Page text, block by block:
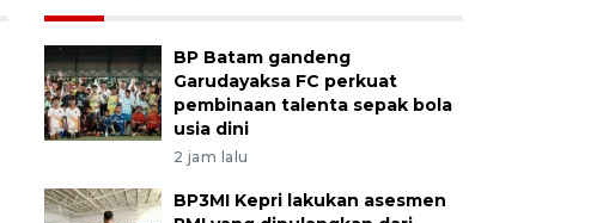
BP Batam gandeng
Garudayaksa FC perkuat
pembinaan talenta sepak bola
usia dini
2 jam lalu
BP3MI Kepri lakukan asesmen